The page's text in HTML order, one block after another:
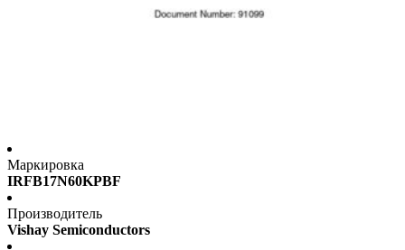
Маркировка
IRFB17N60KPBF
Производитель
Vishay Semiconductors